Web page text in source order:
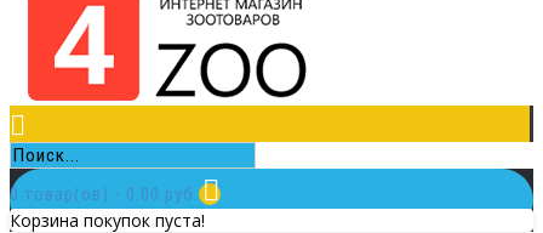
0 товар(ов) - 0.00 руб.
Корзина покупок пуста!